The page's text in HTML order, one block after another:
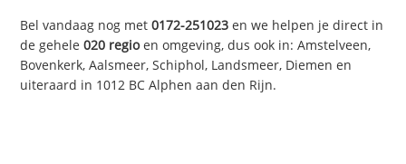
Bel vandaag nog met0172-251023 en we helpen je direct in
de gehele020 regioen omgeving, dus ook in: Amstelveen,
Bovenkerk, Aalsmeer, Schiphol, Landsmeer, Diemen en
uiteraard in 1012 BC Alphen aan den Rijn.